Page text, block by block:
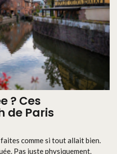
? Ces
de Paris
comme si tout allait bien.
Pas juste physiquement.